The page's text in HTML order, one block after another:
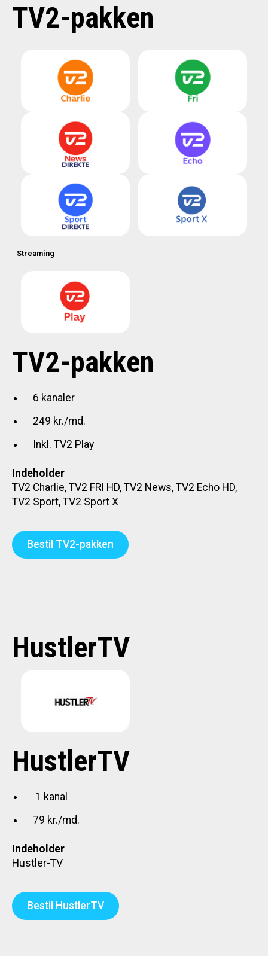
TV2-pakken
Streaming
TV2-pakken
6 kanaler
249 kr./md.
Inkl. TV2 Play
Indeholder
TV2 Charlie, TV2 FRI HD, TV2 News, TV2 Echo HD,
TV2 Sport, TV2 Sport X
Bestil TV2-pakken
HustlerTV
HustlerTV
1 kanal
79 kr./md.
Indeholder
Hustler-TV
Bestil HustlerTV